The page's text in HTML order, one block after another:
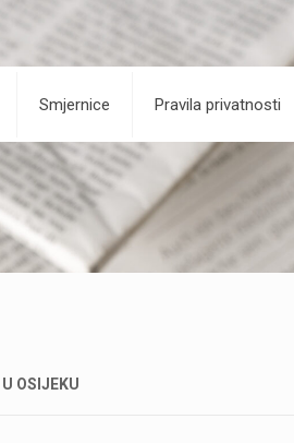
Smjernice Pravila privatnosti
U OSIJEKU